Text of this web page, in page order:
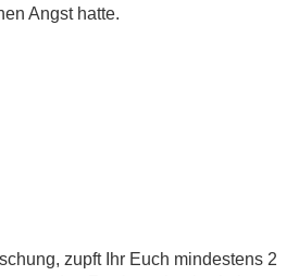
Angst hatte.
zupft Ihr Euch mindestens 2